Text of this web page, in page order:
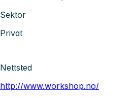
Sektor
Privat
Nettsted
http://www.workshop.no/